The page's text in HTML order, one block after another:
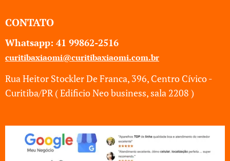
CONTATO
Whatsapp: 41 99862-2516
curitibaxiaomi@curitibaxiaomi.com.br
Rua Heitor Stockler De Franca, 396, Centro Cívico -
Curitiba/PR ( Edificio Neo business, sala 2208 )